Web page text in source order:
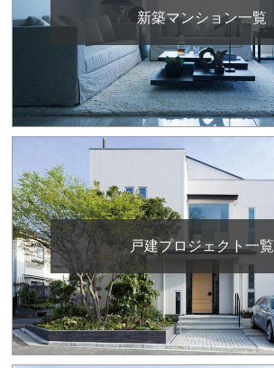
新築マンション一覧
戸建プロジェクト一覧